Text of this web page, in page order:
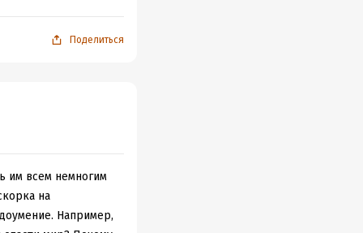
и не очень.
в геройства. Даже
отряхнутся и
ты, не
мозгов)) И быстрее
Поделиться
им всем немногим
на
Например,